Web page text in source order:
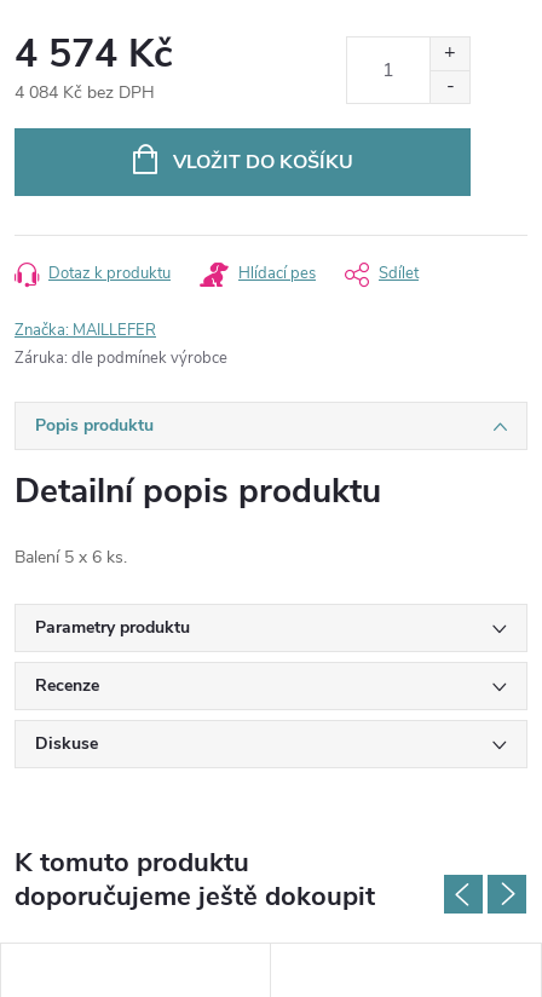
4 574 Kč
4 084 Kč bez DPH
VLOŽIT DO KOŠÍKU
Dotaz k produktu Hlídací pes Sdílet
Značka: MAILLEFER
Záruka: dle podmínek výrobce
Popis produktu
Detailní popis produktu
Balení 5 x 6 ks.
Parametry produktu
Recenze
Diskuse
K tomuto produktu
doporučujeme ještě dokoupit